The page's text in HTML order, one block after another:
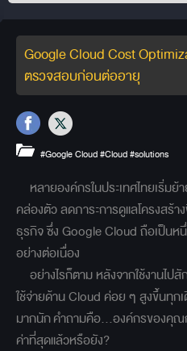
Google Cloud Cost
ตรวจสอบก่อนต่ออายุ
#Google Cloud#Cloud#solutions
หลายองค์กรในประเทศไทยเริ่ม
คล่องตัว ลดภาระการดูแลโครงสร้า
ธุรกิจ ซึ่ง Google Cloud ถือเป็น
อย่างต่อเนื่อง
อย่างไรก็ตาม หลังจากใช้งานไป
ใช้จ่ายด้าน Cloud ค่อย ๆ สูงขึ้นทุก
มากนักคำถามคือ...องค์กรของคุณ
ค่าที่สุดแล้วหรือยัง?